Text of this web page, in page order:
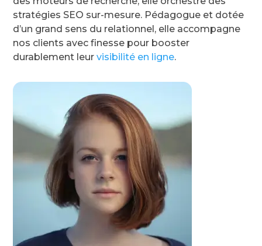
stratégies SEO sur-mesure. Pédagogue et dotée
d’un grand sens du relationnel, elle accompagne
nos clients avec finesse pour booster
durablement leurvisibilité en ligne.